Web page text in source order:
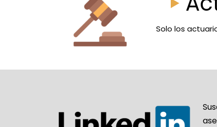
Solo los